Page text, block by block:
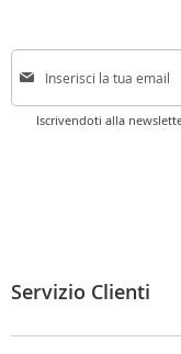
I
c
l
Iscrivendoti alla
Servizio Clienti